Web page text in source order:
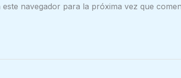
navegador para la próxima vez que